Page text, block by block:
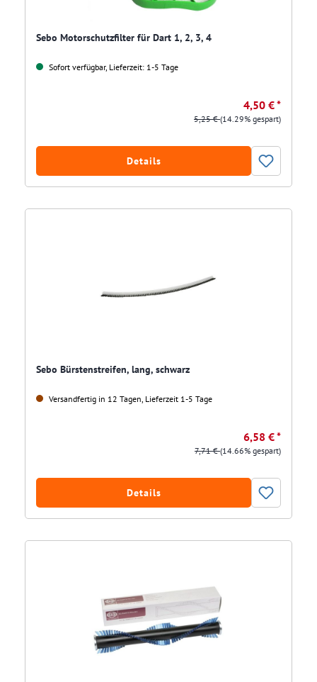
Sebo Motorschutzfilter für Dart 1, 2, 3, 4
Sofort verfügbar, Lieferzeit: 1-5 Tage
4,50 € *
5,25 €(14.29% gespart)
Details
Sebo Bürstenstreifen, lang, schwarz
Versandfertig in 12 Tagen, Lieferzeit 1-5 Tage
6,58 € *
7,71 €(14.66% gespart)
Details